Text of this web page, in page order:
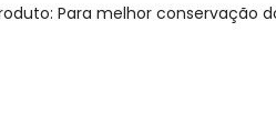
Para melhor conservação